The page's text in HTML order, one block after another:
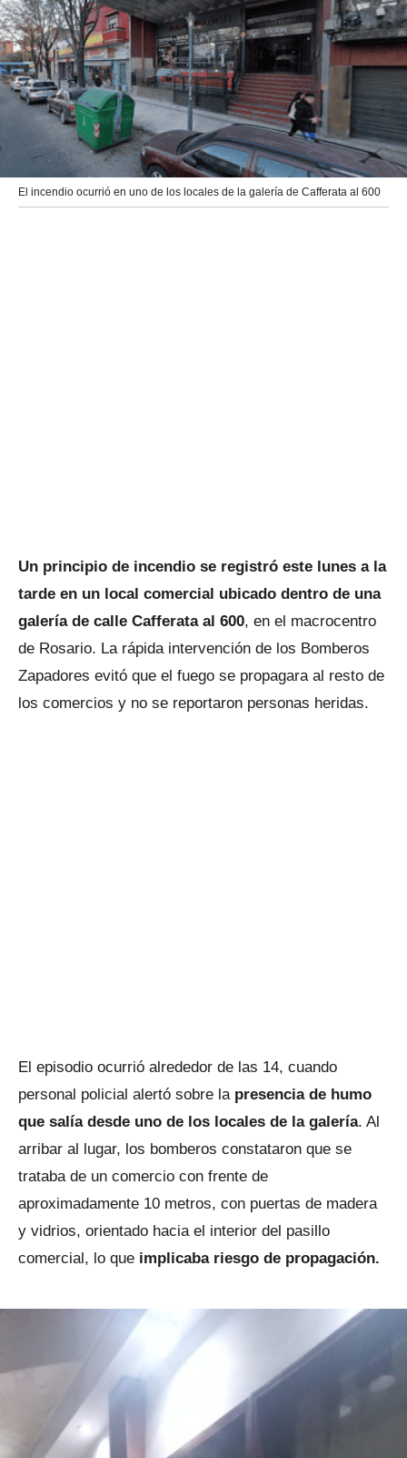
El incendio ocurrió en uno de los locales de la galería de Cafferata al 600
Un principio de incendio se registró este lunes a la
tarde en un local comercial ubicado dentro de una
galería de calle Cafferata al 600, en el macrocentro
de Rosario. La rápida intervención de los Bomberos
Zapadores evitó que el fuego se propagara al resto de
los comercios y no se reportaron personas heridas.
El episodio ocurrió alrededor de las 14, cuando
personal policial alertó sobre la presencia de humo
que salía desde uno de los locales de la galería. Al
arribar al lugar, los bomberos constataron que se
trataba de un comercio con frente de
aproximadamente 10 metros, con puertas de madera
y vidrios, orientado hacia el interior del pasillo
comercial, lo que implicaba riesgo de propagación.